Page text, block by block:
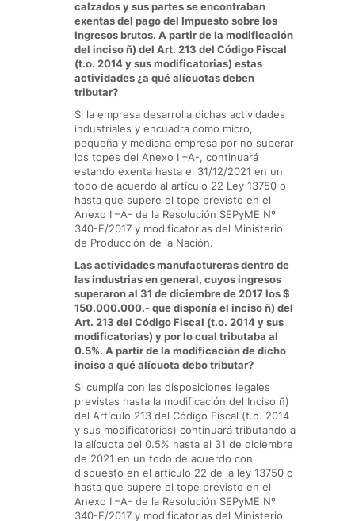
calzados y sus partes se encontraban
exentas del pago del Impuesto sobre los
Ingresos brutos. A partir de la modificación
del inciso ñ) del Art. 213 del Código Fiscal
(t.o. 2014 y sus modificatorias) estas
actividades ¿a qué alícuotas deben
tributar?
Si la empresa desarrolla dichas actividades
industriales y encuadra como micro,
pequeña y mediana empresa por no superar
los topes del Anexo I –A-, continuará
estando exenta hasta el 31/12/2021 en un
todo de acuerdo al artículo 22 Ley 13750 o
hasta que supere el tope previsto en el
Anexo I –A- de la Resolución SEPyME Nº
340-E/2017 y modificatorias del Ministerio
de Producción de la Nación.
Las actividades manufactureras dentro de
las industrias en general, cuyos ingresos
superaron al 31 de diciembre de 2017 los $
150.000.000.- que disponía el inciso ñ) del
Art. 213 del Código Fiscal (t.o. 2014 y sus
modificatorias) y por lo cual tributaba al
0.5%. A partir de la modificación de dicho
inciso a qué alícuota debo tributar?
Si cumplía con las disposiciones legales
previstas hasta la modificación del Inciso ñ)
del Artículo 213 del Código Fiscal (t.o. 2014
y sus modificatorias) continuará tributando a
la alícuota del 0.5% hasta el 31 de diciembre
de 2021 en un todo de acuerdo con
dispuesto en el artículo 22 de la ley 13750 o
hasta que supere el tope previsto en el
Anexo I –A- de la Resolución SEPyME Nº
340-E/2017 y modificatorias del Ministerio